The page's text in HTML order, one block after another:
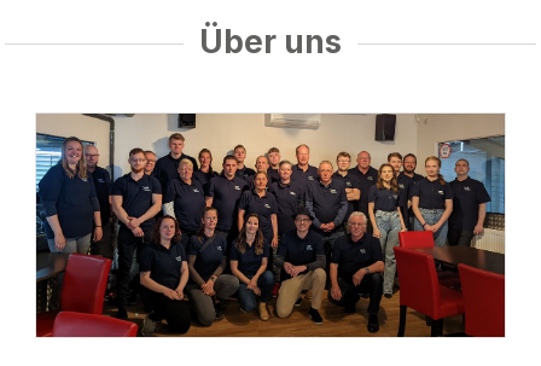
Über uns